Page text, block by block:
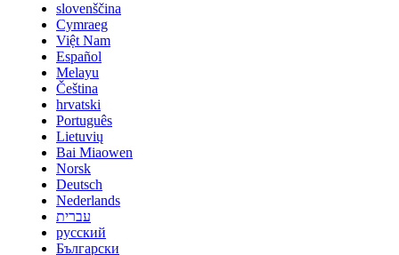
slovenščina
Cymraeg
Việt Nam
Español
Melayu
Čeština
hrvatski
Português
Lietuvių
Bai Miaowen
Norsk
Deutsch
Nederlands
עברית
русский
Български